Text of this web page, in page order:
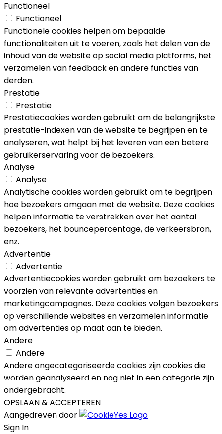
Functioneel
Functioneel
Functionele cookies helpen om bepaalde
functionaliteiten uit te voeren, zoals het delen van de
inhoud van de website op social media platforms, het
verzamelen van feedback en andere functies van
derden.
Prestatie
Prestatie
Prestatiecookies worden gebruikt om de belangrijkste
prestatie-indexen van de website te begrijpen en te
analyseren, wat helpt bij het leveren van een betere
gebruikerservaring voor de bezoekers.
Analyse
Analyse
Analytische cookies worden gebruikt om te begrijpen
hoe bezoekers omgaan met de website. Deze cookies
helpen informatie te verstrekken over het aantal
bezoekers, het bouncepercentage, de verkeersbron,
enz.
Advertentie
Advertentie
Advertentiecookies worden gebruikt om bezoekers te
voorzien van relevante advertenties en
marketingcampagnes. Deze cookies volgen bezoekers
op verschillende websites en verzamelen informatie
om advertenties op maat aan te bieden.
Andere
Andere
Andere ongecategoriseerde cookies zijn cookies die
worden geanalyseerd en nog niet in een categorie zijn
ondergebracht.
OPSLAAN & ACCEPTEREN
Aangedreven door
Scroll
Sign In